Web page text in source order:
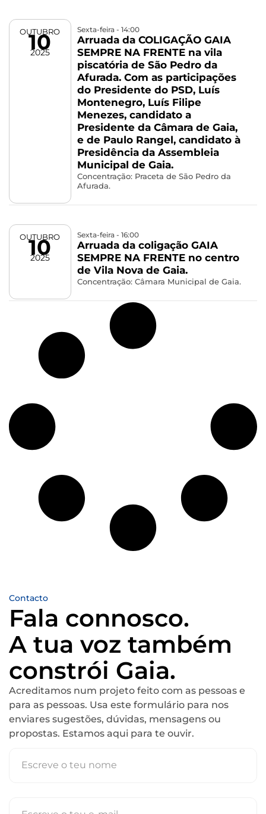
OUTUBRO
10
2025
Sexta-feira - 14:00
Arruada da COLIGAÇÃO GAIA
SEMPRE NA FRENTE na vila
piscatória de São Pedro da
Afurada. Com as participações
do Presidente do PSD, Luís
Montenegro, Luís Filipe
Menezes, candidato a
Presidente da Câmara de Gaia,
e de Paulo Rangel, candidato à
Presidência da Assembleia
Municipal de Gaia.
Concentração: Praceta de São Pedro da
Afurada.
OUTUBRO
10
2025
Sexta-feira - 16:00
Arruada da coligação GAIA
SEMPRE NA FRENTE no centro
de Vila Nova de Gaia.
Concentração: Câmara Municipal de Gaia.
Contacto
Fala connosco.
A tua voz também
constrói Gaia.
Acreditamos num projeto feito com as pessoas e
para as pessoas. Usa este formulário para nos
enviares sugestões, dúvidas, mensagens ou
propostas. Estamos aqui para te ouvir.